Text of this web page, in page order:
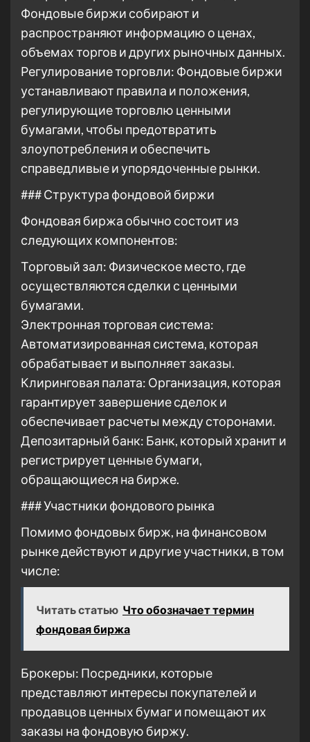
Фондовые биржи собирают и
распространяют информацию о ценах,
объемах торгов и других рыночных данных.
Регулирование торговли: Фондовые биржи
устанавливают правила и положения,
регулирующие торговлю ценными
бумагами, чтобы предотвратить
злоупотребления и обеспечить
справедливые и упорядоченные рынки.
### Структура фондовой биржи
Фондовая биржа обычно состоит из
следующих компонентов:
Торговый зал: Физическое место, где
осуществляются сделки с ценными
бумагами.
Электронная торговая система:
Автоматизированная система, которая
обрабатывает и выполняет заказы.
Клиринговая палата: Организация, которая
гарантирует завершение сделок и
обеспечивает расчеты между сторонами.
Депозитарный банк: Банк, который хранит и
регистрирует ценные бумаги,
обращающиеся на бирже.
### Участники фондового рынка
Помимо фондовых бирж, на финансовом
рынке действуют и другие участники, в том
числе:
Читать статью Что обозначает термин
фондовая биржа
Брокеры: Посредники, которые
представляют интересы покупателей и
продавцов ценных бумаг и помещают их
заказы на фондовую биржу.